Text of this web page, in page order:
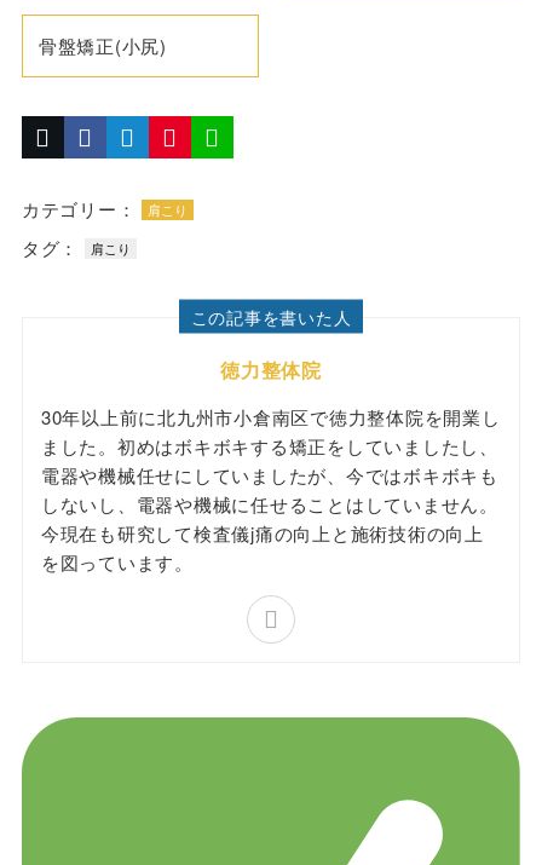
骨盤矯正(小尻)
カテゴリー： 肩こり
タグ： 肩こり
この記事を書いた人
徳力整体院
30年以上前に北九州市小倉南区で徳力整体院を開業し
ました。初めはボキボキする矯正をしていましたし、
電器や機械任せにしていましたが、今ではボキボキも
しないし、電器や機械に任せることはしていません。
今現在も研究して検査儀j痛の向上と施術技術の向上
を図っています。